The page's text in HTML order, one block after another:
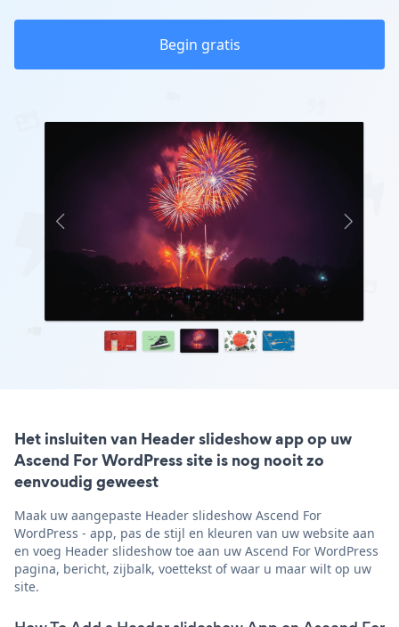
Begin gratis
Het insluiten van Header slideshow app op uw
Ascend For WordPress site is nog nooit zo
eenvoudig geweest
Maak uw aangepaste Header slideshow Ascend For
WordPress - app, pas de stijl en kleuren van uw website aan
en voeg Header slideshow toe aan uw Ascend For WordPress
pagina, bericht, zijbalk, voettekst of waar u maar wilt op uw
site.